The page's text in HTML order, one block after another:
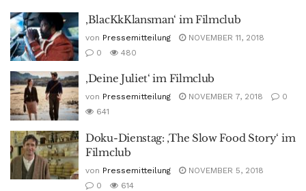
‚BlacKkKlansman‘ im Filmclub
von Pressemitteilung
NOVEMBER 11, 2018
0
480
‚Deine Juliet‘ im Filmclub
von Pressemitteilung NOVEMBER 7, 2018
0
641
Doku-Dienstag: ‚The Slow Food Story‘ im
Filmclub
von Pressemitteilung
NOVEMBER 5, 2018
0
614